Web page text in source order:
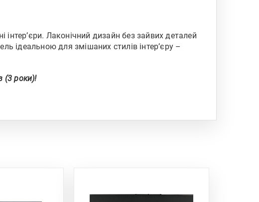
Лаконічний дизайн без зайвих деталей
ідеальною для змішаних стилів інтер’єру –
(3 роки)!